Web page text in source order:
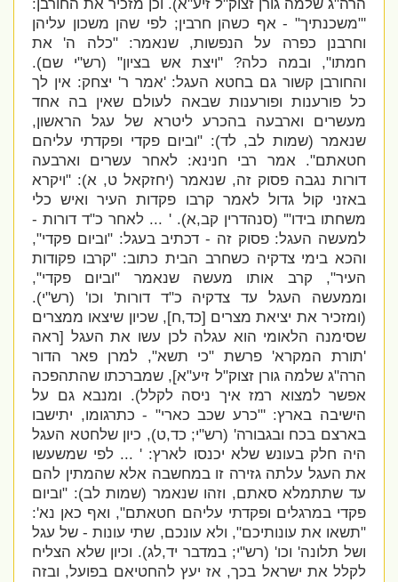
הרה"ג שלמה גורן זצוק"ל זיע"א). וכן מזכיר את החורבן:
"משכנתיך" - אף כשהן חרבין; לפי שהן משכון עליהן
וחרבנן כפרה על הנפשות, שנאמר: "כלה ה' את
חמתו", ובמה כלה? "ויצת אש בציון" (רש"י שם).
והחורבן קשור גם בחטא העגל:'אמר ר' יצחק: אין לך
כל פורענות ופורענות שבאה לעולם שאין בה אחד
מעשרים וארבעה בהכרע ליטרא של עגל הראשון,
שנאמר (שמות לב, לד): "וביום פקדי ופקדתי עליהם
חטאתם".אמר רבי חנינא: לאחר עשרים וארבעה
דורות נגבה פסוק זה, שנאמר (יחזקאל ט, א): "ויקרא
באזני קול גדול לאמר קרבו פקדות העיר ואיש כלי
משחתו בידו"' (סנהדרין קב,א). ' ...לאחר כ"ד דורות -
למעשה העגל: פסוק זה - דכתיב בעגל: "וביום פקדי",
והכא בימי צדקיה כשחרב הבית כתוב: "קרבו פקודות
העיר", קרב אותו מעשה שנאמר "וביום פקדי",
וממעשה העגל עד צדקיה כ"ד דורות' וכו' (רש"י).
(ומזכיר את יציאת מצרים [כד,ח], שכיון שיצאו ממצרים
שסימנה הלאומי הוא עגלה לכן עשו את העגל [ראה
'תורת המקרא' פרשת "כי תשא", למרן פאר הדור
הרה"ג שלמה גורן זצוק"ל זיע"א], שמברכתו שהתהפכה
אפשר למצוא רמז איך ניסה לקלל). ומנבא גם על
הישיבה בארץ: '"כרע שכב כארי" - כתרגומו, יתישבו
בארצם בכח ובגבורה' (רש"י; כד,ט), כיון שלחטא העגל
היה חלק בעונש שלא יכנסו לארץ: ' ... לפי שמשעשו
את העגל עלתה גזירה זו במחשבה אלא שהמתין להם
עד שתתמלא סאתם, וזהו שנאמר (שמות לב): "וביום
פקדי במרגלים ופקדתי עליהם חטאתם", ואף כאן נא':
"תשאו את עונותיכם", ולא עונכם, שתי עונות - של עגל
ושל תלונה' וכו' (רש"י; במדבר יד,לג). וכיון שלא הצליח
לקלל את ישראל בכך, אז יעץ להחטיאם בפועל, ובזה